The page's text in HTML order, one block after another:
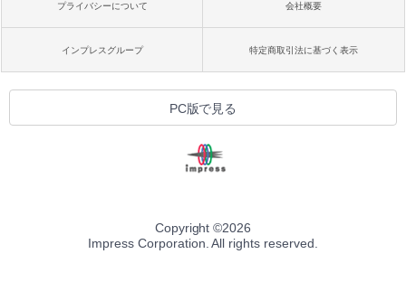
ラインコード版
ト): Java & Bedrock Edition | オンライ
ンコード版
￥3,600
￥1,292
ードウェア・市販ソフトウェアのパーフ
ェクトリストと最新エミュレータ紹介
Amazon Kindle Colorsoft | 16GBストレ
ージ、防水、7インチカラーディスプレ
イ、色調調節ライト、最大8週間持続バッ
テリー、広告無し、ブラック (2025年発
売)
￥31,980
New Amazon Kindle Scribe Colorsoft |
11インチカラーディスプレイ、64GBスト
き、グラファイト
￥115,980
プライバシーについて 会社概要
インプレスグループ 特定商取引法に基づく表示
PC版で見る
Copyright ©2026
Impress Corporation. All rights reserved.